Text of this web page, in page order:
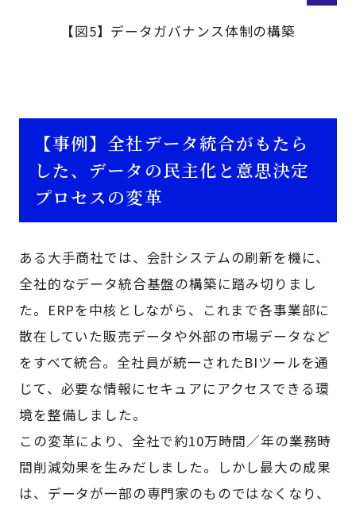
【図5】データガバナンス体制の構築
【事例】全社データ統合がもたら
した、データの民主化と意思決定
プロセスの変革
ある大手商社では、会計システムの刷新を機に、
全社的なデータ統合基盤の構築に踏み切りまし
た。ERPを中核としながら、これまで各事業部に
散在していた販売データや外部の市場データなど
をすべて統合。全社員が統一されたBIツールを通
じて、必要な情報にセキュアにアクセスできる環
境を整備しました。
この変革により、全社で約10万時間／年の業務時
間削減効果を生みだしました。しかし最大の成果
は、データが一部の専門家のものではなくなり、